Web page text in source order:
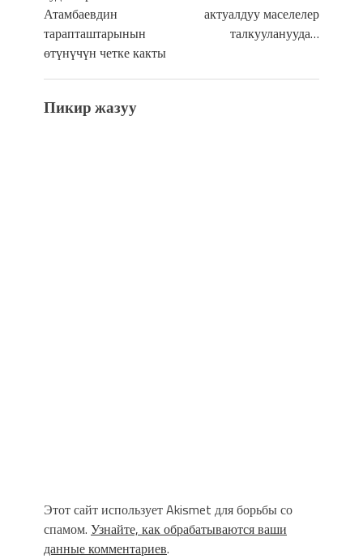
Атамбаевдин
тарапташтарынын
өтүнүчүн четке какты
актуалдуу маселелер
талкууланууда…
Пикир жазуу
Этот сайт использует Akismet для борьбы со
спамом. Узнайте, как обрабатываются ваши
данные комментариев.